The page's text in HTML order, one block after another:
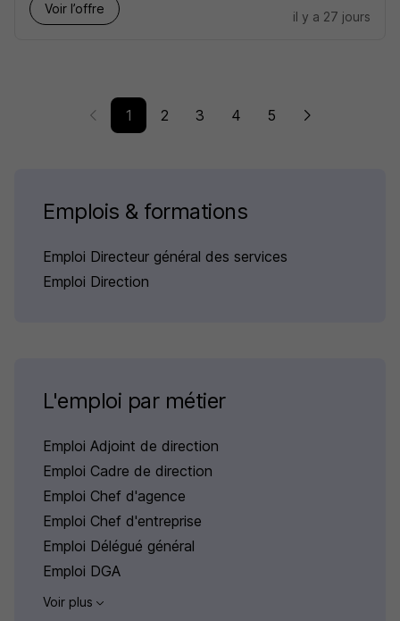
Voir l’offre
il y a 27 jours
1 2 3 4 5
Emplois & formations
Emploi Directeur général des services
Emploi Direction
L'emploi par métier
Emploi Adjoint de direction
Emploi Cadre de direction
Emploi Chef d'agence
Emploi Chef d'entreprise
Emploi Délégué général
Emploi DGA
Voir plus